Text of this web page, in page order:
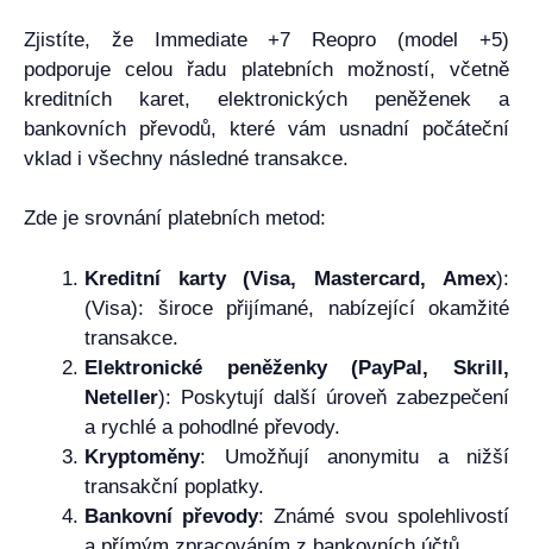
Zjistíte, že Immediate +7 Reopro (model +5)
podporuje celou řadu platebních možností, včetně
kreditních karet, elektronických peněženek a
bankovních převodů, které vám usnadní počáteční
vklad i všechny následné transakce.
Zde je srovnání platebních metod:
Kreditní karty (Visa, Mastercard, Amex):
(Visa): široce přijímané, nabízející okamžité
transakce.
Elektronické peněženky (PayPal, Skrill,
Neteller): Poskytují další úroveň zabezpečení
a rychlé a pohodlné převody.
Kryptoměny: Umožňují anonymitu a nižší
transakční poplatky.
Bankovní převody: Známé svou spolehlivostí